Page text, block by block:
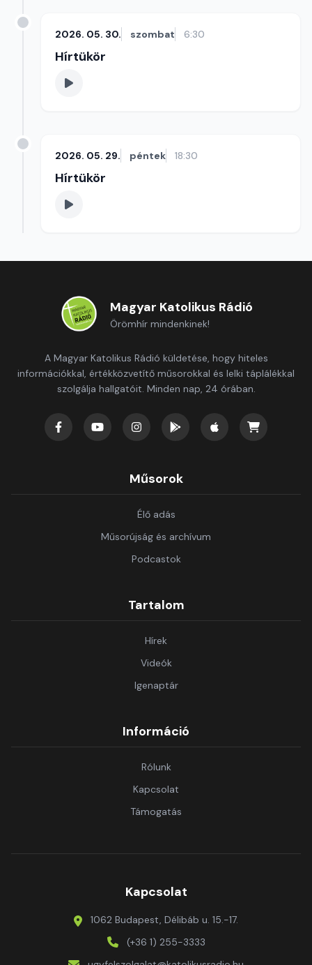
2026. 05. 30. szombat 6:30
Hírtükör
2026. 05. 29. péntek 18:30
Hírtükör
Magyar Katolikus Rádió
Örömhír mindenkinek!
A Magyar Katolikus Rádió küldetése, hogy hiteles
információkkal, értékközvetítő műsorokkal és lelki táplálékkal
szolgálja hallgatóit. Minden nap, 24 órában.
Műsorok
Élő adás
Műsorújság és archívum
Podcastok
Tartalom
Hírek
Videók
Igenaptár
Információ
Rólunk
Kapcsolat
Támogatás
Kapcsolat
1062 Budapest, Délibáb u. 15.-17.
(+36 1) 255-3333